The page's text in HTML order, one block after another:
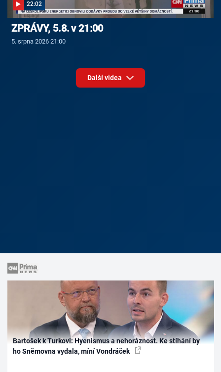
22:02
ZPRÁVY, 5.8. v 21:00
5. srpna 2026 21:00
Další videa
Bartošek k Turkovi: Hyenismus a nehoráznost. Ke stíhání by
ho Sněmovna vydala, míní Vondráček